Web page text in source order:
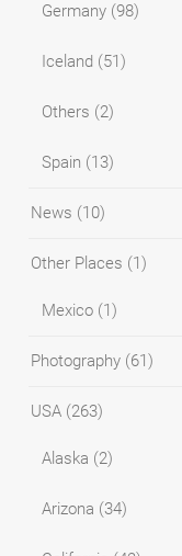
Germany (98)
Iceland (51)
Others (2)
Spain (13)
News (10)
Other Places (1)
Mexico (1)
Photography (61)
USA (263)
Alaska (2)
Arizona (34)